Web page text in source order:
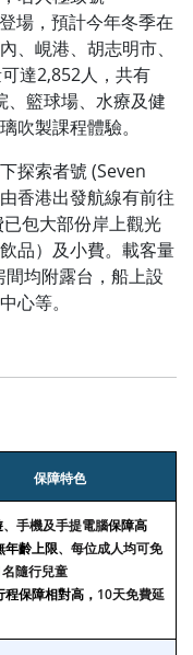
場，預計今年冬季在
、峴港、胡志明市、
達2,852人，共有
、籃球場、水療及健
吹製課程體驗。
探索者號 (Seven
香港出發航線有前往
包大部份岸上觀光
品）及小費。載客量
均附露台，船上設
心等。
保障特色
、手機及手提電腦保障高
年齡上限、每位成人均可免
隨行兒童
程保障相對高， 10天免費延